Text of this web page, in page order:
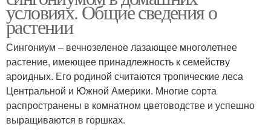
условиях. Общие сведения о
растении
Сингониум – вечнозеленое лазающее многолетнее
растение, имеющее принадлежность к семейству
ароидных. Его родиной считаются тропические леса
Центральной и Южной Америки. Многие сорта
распространены в комнатном цветоводстве и успешно
выращиваются в горшках.